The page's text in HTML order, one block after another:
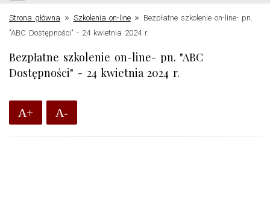
Strona główna » Szkolenia on-line» Bezpłatne szkolenie on-line- pn.
"ABC Dostępności" - 24 kwietnia 2024 r.
Bezpłatne szkolenie on-line- pn. "ABC
Dostępności" - 24 kwietnia 2024 r.
A+ A-